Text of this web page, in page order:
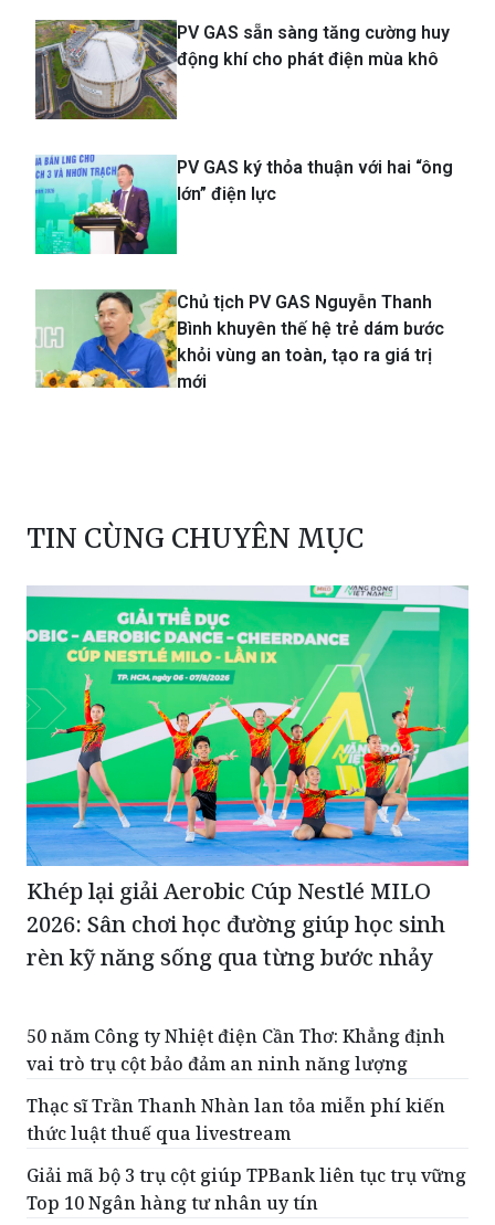
PV GAS sẵn sàng tăng cường huy
động khí cho phát điện mùa khô
PV GAS ký thỏa thuận với hai “ông
lớn” điện lực
Chủ tịch PV GAS Nguyễn Thanh
Bình khuyên thế hệ trẻ dám bước
khỏi vùng an toàn, tạo ra giá trị
mới
TIN CÙNG CHUYÊN MỤC
Khép lại giải Aerobic Cúp Nestlé MILO
2026: Sân chơi học đường giúp học sinh
rèn kỹ năng sống qua từng bước nhảy
50 năm Công ty Nhiệt điện Cần Thơ: Khẳng định
vai trò trụ cột bảo đảm an ninh năng lượng
Thạc sĩ Trần Thanh Nhàn lan tỏa miễn phí kiến
thức luật thuế qua livestream
Giải mã bộ 3 trụ cột giúp TPBank liên tục trụ vững
Top 10 Ngân hàng tư nhân uy tín